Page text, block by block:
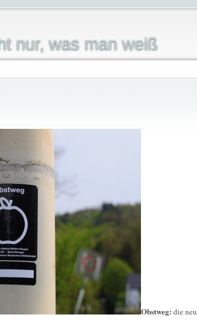
nur, was man weiß
Obstweg: die